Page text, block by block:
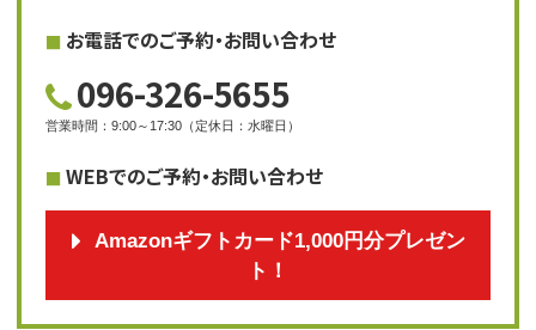
お電話でのご予約・お問い合わせ
096-326-5655
営業時間 ： 9:00～17:30 （ 定休日 ： 水曜日 ）
WEBでのご予約・お問い合わせ
Amazonギフトカード1,000円分プレゼン
ト！